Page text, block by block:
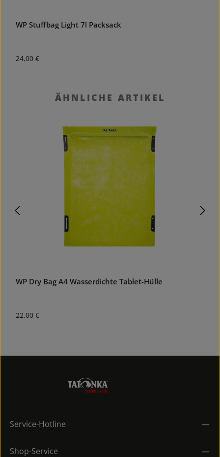
WP Stuffbag Light 7l Packsack
Regulärer Preis:
24,00 €
Produktgalerie überspringen
ÄHNLICHE ARTIKEL
WP Dry Bag A4 Wasserdichte Tablet-Hülle
Regulärer Preis:
22,00 €
Service-Hotline
Shop-Service